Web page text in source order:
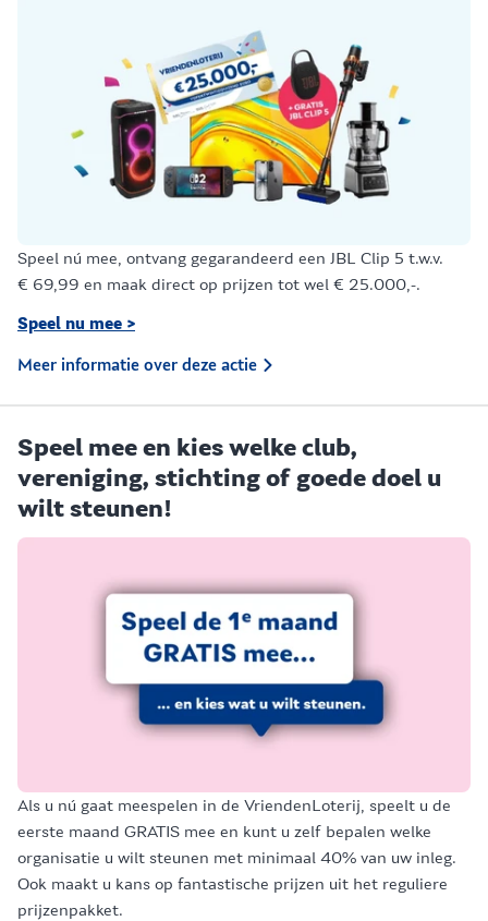
Speel nú mee, ontvang gegarandeerd een JBL Clip 5 t.w.v.
€ 69,99 en maak direct op prijzen tot wel € 25.000,-.
Speel nu mee >
Meer informatie over deze actie
Speel mee en kies welke club,
vereniging, stichting of goede doel u
wilt steunen!
Als u nú gaat meespelen in de VriendenLoterij, speelt u de
eerste maand GRATIS mee en kunt u zelf bepalen welke
organisatie u wilt steunen met minimaal 40% van uw inleg.
Ook maakt u kans op fantastische prijzen uit het reguliere
prijzenpakket.